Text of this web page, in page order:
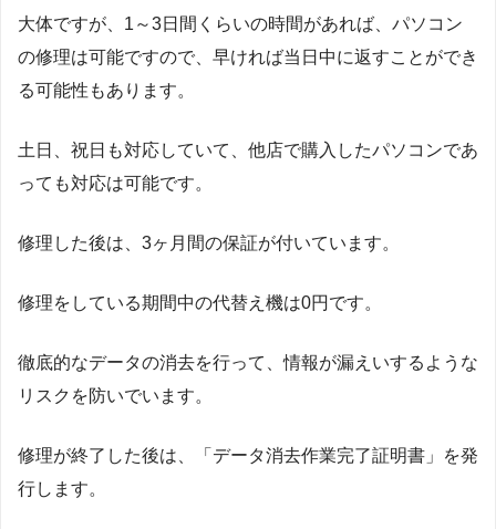
大体ですが、1～3日間くらいの時間があれば、パソコン
の修理は可能ですので、早ければ当日中に返すことができ
る可能性もあります。
土日、祝日も対応していて、他店で購入したパソコンであ
っても対応は可能です。
修理した後は、3ヶ月間の保証が付いています。
修理をしている期間中の代替え機は0円です。
徹底的なデータの消去を行って、情報が漏えいするような
リスクを防いでいます。
修理が終了した後は、「データ消去作業完了証明書」を発
行します。